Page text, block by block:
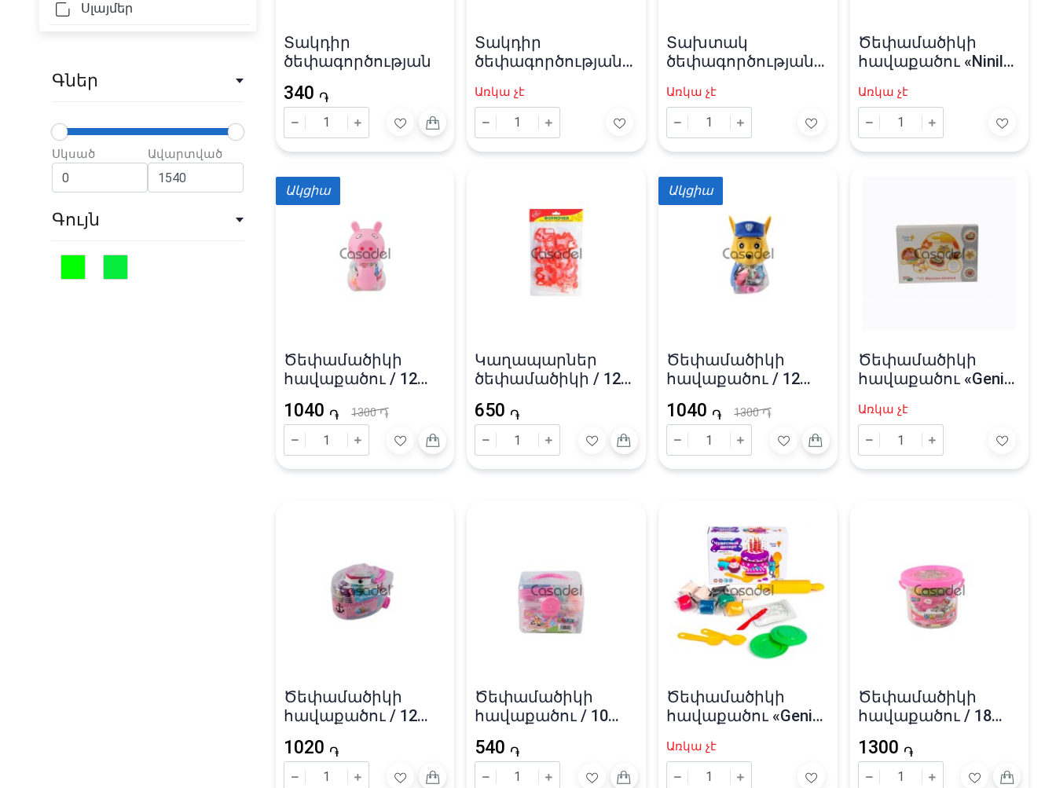
Սլայմեր
Գներ
Սկսած Ավարտված
Գույն
Տակդիր
ծեփագործության
340 ֏
Տակդիր
ծեփագործության
Առկա չէ
Տախտակ
ծեփագործության
Առկա չէ
Ծեփամածիկի
հավաքածու «Ninile»
Առկա չէ
Ծեփամածիկի
հավաքածու / 12
1040 ֏ 1300֏
Ակցիա
Կաղապարներ
ծեփամածիկի / 12
650 ֏
Ծեփամածիկի
հավաքածու / 12
1040 ֏ 1300֏
Ակցիա
Ծեփամածիկի
հավաքածու «Genio
Առկա չէ
Ծեփամածիկի
հավաքածու / 12
1020 ֏
Ծեփամածիկի
հավաքածու / 10
540 ֏
Ծեփամածիկի
հավաքածու «Genio
Առկա չէ
Ծեփամածիկի
հավաքածու / 18
1300 ֏